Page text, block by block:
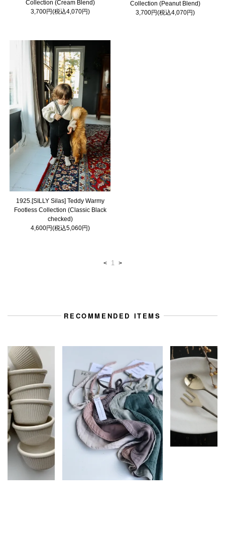
Collection (Cream Blend)
3,700円(税込4,070円)
Collection (Peanut Blend)
3,700円(税込4,070円)
1925.[SILLY Silas] Teddy Warmy
Footless Collection (Classic Black
checked)
4,600円(税込5,060円)
< 1 >
RECOMMENDED ITEMS